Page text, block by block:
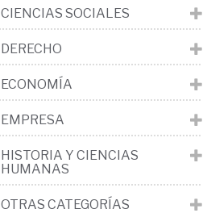
CIENCIAS SOCIALES
DERECHO
ECONOMÍA
EMPRESA
HISTORIA Y CIENCIAS
HUMANAS
OTRAS CATEGORÍAS